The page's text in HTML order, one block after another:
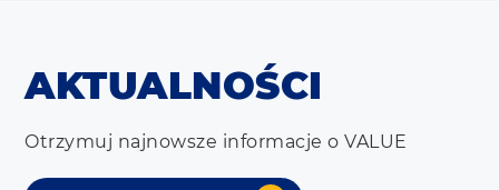
AKTUALNOŚCI
Otrzymuj najnowsze informacje o VALUE